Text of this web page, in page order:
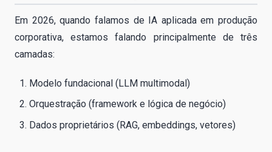
Em 2026, quando falamos de IA aplicada em produção
corporativa, estamos falando principalmente de três
camadas:
Modelo fundacional (LLM multimodal)
Orquestração (framework e lógica de negócio)
Dados proprietários (RAG, embeddings, vetores)